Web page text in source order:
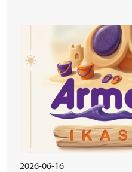
2026-06-16